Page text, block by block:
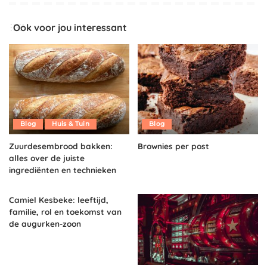
Ook voor jou interessant
Blog Huis & Tuin
Zuurdesembrood bakken:
alles over de juiste
ingrediënten en technieken
Blog
Brownies per post
Camiel Kesbeke: leeftijd,
familie, rol en toekomst van
de augurken-zoon